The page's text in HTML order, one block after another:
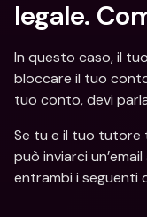
legale.
In questo caso, il
bloccare il tuo
tuo conto, devi
Se tu e il tuo tutore
può inviarci
entrambi i seguenti